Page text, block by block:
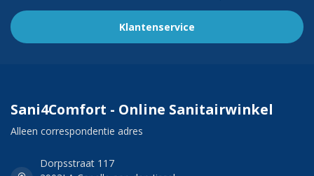
Klantenservice
Sani4Comfort - Online Sanitairwinkel
Alleen correspondentie adres
Dorpsstraat 117